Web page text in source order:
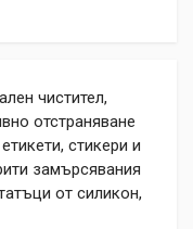
чистител,
отстраняване
стикери и
замърсявания
от силикон,